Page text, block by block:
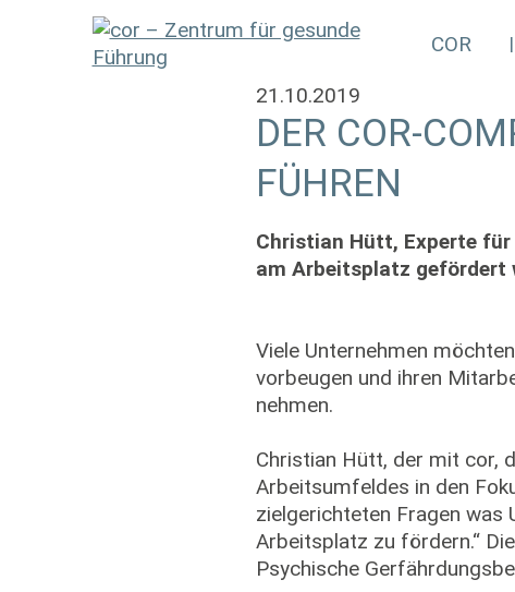
COR
21.10.2019
DER COR-
FÜHREN
Christian Hütt, Experte
am Arbeitsplatz gefördert
Viele Unternehmen
vorbeugen und ihren
nehmen.
Christian Hütt, der mit cor,
Arbeitsumfeldes in den
zielgerichteten Fragen was
Arbeitsplatz zu fördern.“
Psychische